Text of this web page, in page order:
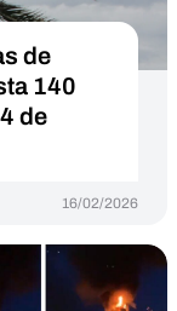
de
140
de
16/02/2026